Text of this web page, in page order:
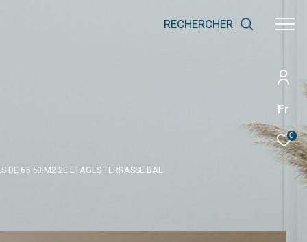
Fr
0
RECHERCHER
DE 65 50 M2 2E ETAGES TERRASSE BAL